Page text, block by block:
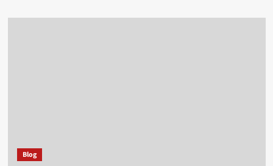
Blog